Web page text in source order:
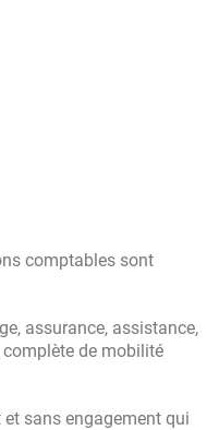
comptables sont
assurance, assistance,
de mobilité
sans engagement qui